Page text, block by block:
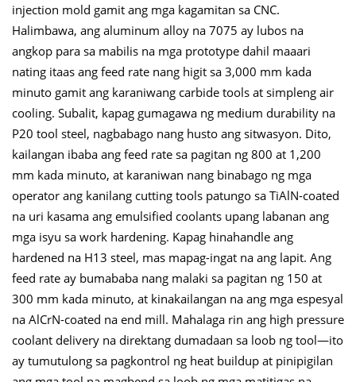
injection mold gamit ang mga kagamitan sa CNC.
Halimbawa, ang aluminum alloy na 7075 ay lubos na
angkop para sa mabilis na mga prototype dahil maaari
nating itaas ang feed rate nang higit sa 3,000 mm kada
minuto gamit ang karaniwang carbide tools at simpleng air
cooling. Subalit, kapag gumagawa ng medium durability na
P20 tool steel, nagbabago nang husto ang sitwasyon. Dito,
kailangan ibaba ang feed rate sa pagitan ng 800 at 1,200
mm kada minuto, at karaniwan nang binabago ng mga
operator ang kanilang cutting tools patungo sa TiAlN-coated
na uri kasama ang emulsified coolants upang labanan ang
mga isyu sa work hardening. Kapag hinahandle ang
hardened na H13 steel, mas mapag-ingat na ang lapit. Ang
feed rate ay bumababa nang malaki sa pagitan ng 150 at
300 mm kada minuto, at kinakailangan na ang mga espesyal
na AlCrN-coated na end mill. Mahalaga rin ang high pressure
coolant delivery na direktang dumadaan sa loob ng tool—ito
ay tumutulong sa pagkontrol ng heat buildup at pinipigilan